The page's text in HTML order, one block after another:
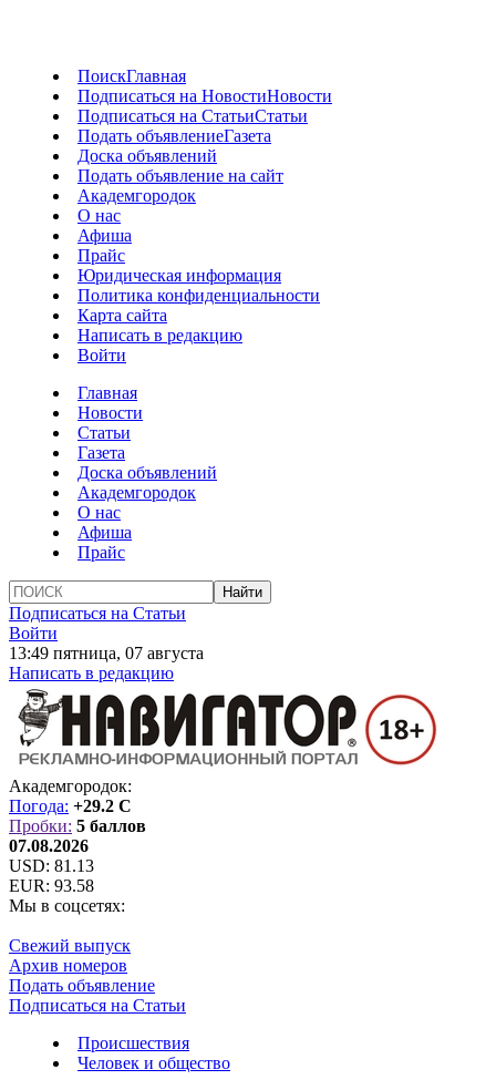
ПоискГлавная
Подписаться на НовостиНовости
Подписаться на СтатьиСтатьи
Подать объявлениеГазета
Доска объявлений
Подать объявление на сайт
Академгородок
О нас
Афиша
Прайс
Юридическая информация
Политика конфиденциальности
Карта сайта
Написать в редакцию
Войти
Главная
Новости
Статьи
Газета
Доска объявлений
Академгородок
О нас
Афиша
Прайс
Подписаться на Статьи
Войти
13:49 пятница, 07 августа
Написать в редакцию
Академгородок:
Погода: +29.2 C
Пробки: 5 баллов
07.08.2026
USD: 81.13
EUR: 93.58
Мы в соцсетях:
Свежий выпуск
Архив номеров
Подать объявление
Подписаться на Статьи
Происшествия
Человек и общество